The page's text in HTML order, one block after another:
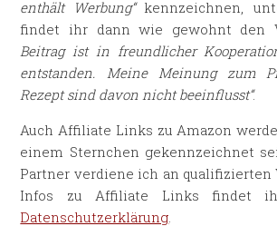
enthält Werbung“kennzeichnen,
findet ihr dann wie gewohnt den
Beitrag ist in freundlicher
entstanden. Meine Meinung zum
Rezept sind davon nicht beeinflusst“.
Auch Affiliate Links zu Amazon
einem Sternchen gekennzeichnet
Partner verdiene ich an qualifizierten
Infos zu Affiliate Links findet
Datenschutzerklärung